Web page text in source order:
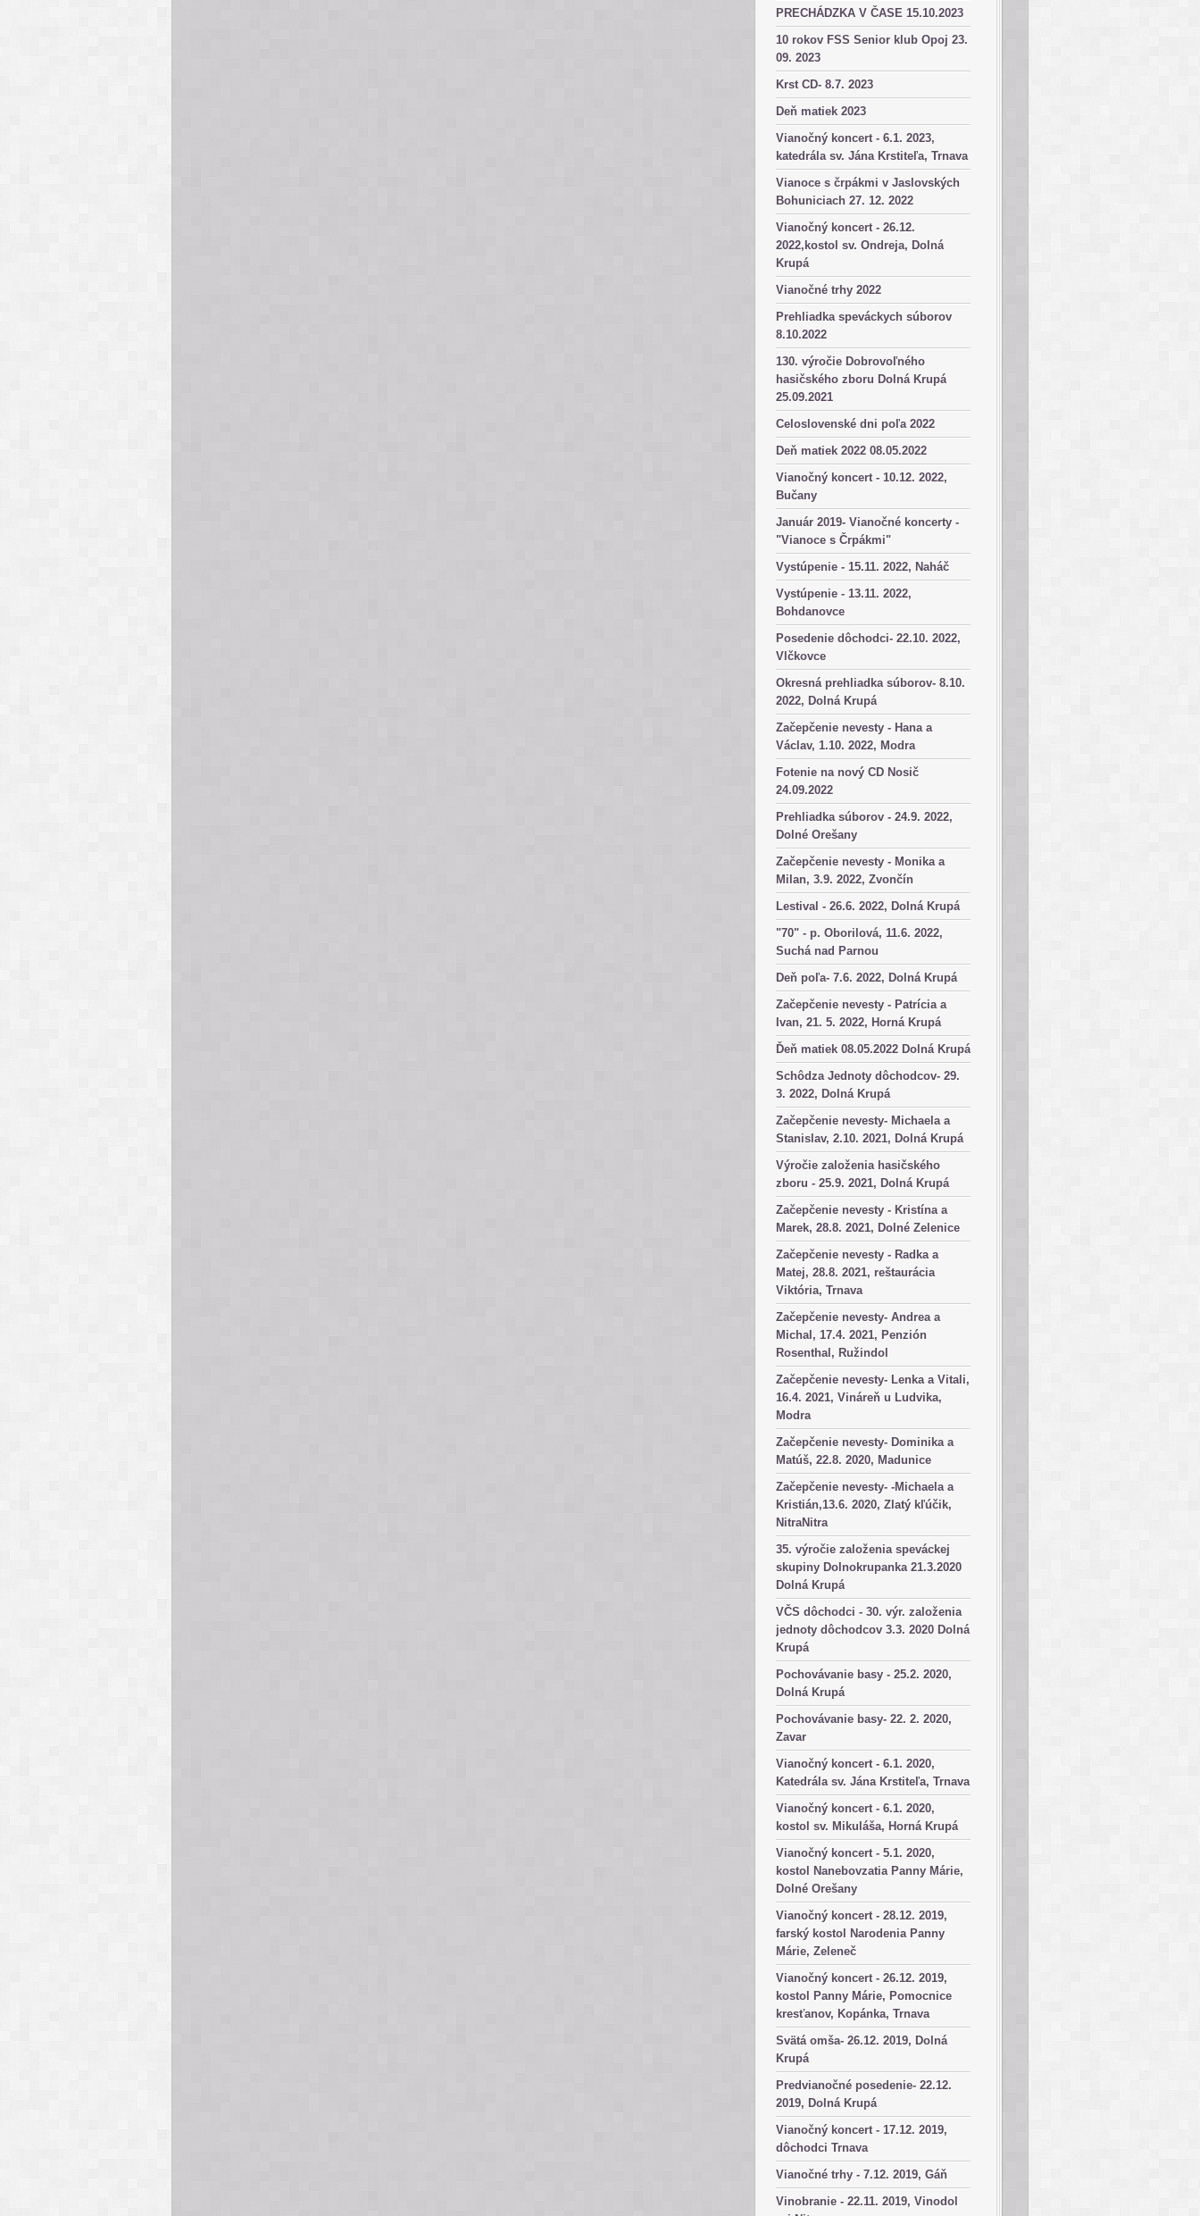
PRECHÁDZKA V ČASE 15.10.2023
10 rokov FSS Senior klub Opoj 23.
09. 2023
Krst CD- 8.7. 2023
Deň matiek 2023
Vianočný koncert - 6.1. 2023,
katedrála sv. Jána Krstiteľa, Trnava
Vianoce s črpákmi v Jaslovských
Bohuniciach 27. 12. 2022
Vianočný koncert - 26.12.
2022,kostol sv. Ondreja, Dolná
Krupá
Vianočné trhy 2022
Prehliadka speváckych súborov
8.10.2022
130. výročie Dobrovoľného
hasičského zboru Dolná Krupá
25.09.2021
Celoslovenské dni poľa 2022
Deň matiek 2022 08.05.2022
Vianočný koncert - 10.12. 2022,
Bučany
Január 2019- Vianočné koncerty -
"Vianoce s Črpákmi"
Vystúpenie - 15.11. 2022, Naháč
Vystúpenie - 13.11. 2022,
Bohdanovce
Posedenie dôchodci- 22.10. 2022,
Vlčkovce
Okresná prehliadka súborov- 8.10.
2022, Dolná Krupá
Začepčenie nevesty - Hana a
Václav, 1.10. 2022, Modra
Fotenie na nový CD Nosič
24.09.2022
Prehliadka súborov - 24.9. 2022,
Dolné Orešany
Začepčenie nevesty - Monika a
Milan, 3.9. 2022, Zvončín
Lestival - 26.6. 2022, Dolná Krupá
"70" - p. Oborilová, 11.6. 2022,
Suchá nad Parnou
Deň poľa- 7.6. 2022, Dolná Krupá
Začepčenie nevesty - Patrícia a
Ivan, 21. 5. 2022, Horná Krupá
Ďeň matiek 08.05.2022 Dolná Krupá
Schôdza Jednoty dôchodcov- 29.
3. 2022, Dolná Krupá
Začepčenie nevesty- Michaela a
Stanislav, 2.10. 2021, Dolná Krupá
Výročie založenia hasičského
zboru - 25.9. 2021, Dolná Krupá
Začepčenie nevesty - Kristína a
Marek, 28.8. 2021, Dolné Zelenice
Začepčenie nevesty - Radka a
Matej, 28.8. 2021, reštaurácia
Viktória, Trnava
Začepčenie nevesty- Andrea a
Michal, 17.4. 2021, Penzión
Rosenthal, Ružindol
Začepčenie nevesty- Lenka a Vitali,
16.4. 2021, Vináreň u Ludvika,
Modra
Začepčenie nevesty- Dominika a
Matúš, 22.8. 2020, Madunice
Začepčenie nevesty- -Michaela a
Kristián,13.6. 2020, Zlatý kľúčik,
NitraNitra
35. výročie založenia speváckej
skupiny Dolnokrupanka 21.3.2020
Dolná Krupá
VČS dôchodci - 30. výr. založenia
jednoty dôchodcov 3.3. 2020 Dolná
Krupá
Pochovávanie basy - 25.2. 2020,
Dolná Krupá
Pochovávanie basy- 22. 2. 2020,
Zavar
Vianočný koncert - 6.1. 2020,
Katedrála sv. Jána Krstiteľa, Trnava
Vianočný koncert - 6.1. 2020,
kostol sv. Mikuláša, Horná Krupá
Vianočný koncert - 5.1. 2020,
kostol Nanebovzatia Panny Márie,
Dolné Orešany
Vianočný koncert - 28.12. 2019,
farský kostol Narodenia Panny
Márie, Zeleneč
Vianočný koncert - 26.12. 2019,
kostol Panny Márie, Pomocnice
kresťanov, Kopánka, Trnava
Svätá omša- 26.12. 2019, Dolná
Krupá
Predvianočné posedenie- 22.12.
2019, Dolná Krupá
Vianočný koncert - 17.12. 2019,
dôchodci Trnava
Vianočné trhy - 7.12. 2019, Gáň
Vinobranie - 22.11. 2019, Vinodol